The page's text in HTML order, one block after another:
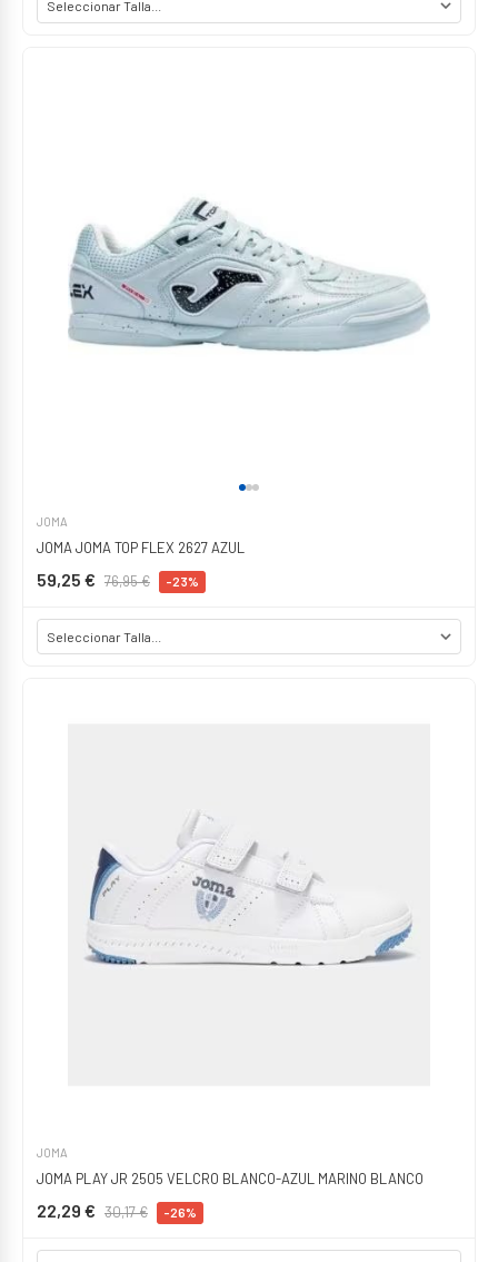
JOMA
JOMA JOMA TOP FLEX 2627 AZUL
59,25 € 76,95 € -23%
JOMA
JOMA PLAY JR 2505 VELCRO BLANCO-AZUL MARINO BLANCO
22,29 € 30,17 € -26%